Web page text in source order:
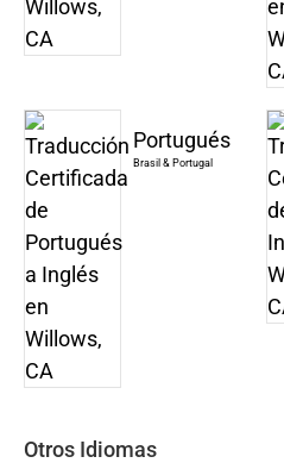
Portugués
Brasil & Portugal
Otros Idiomas